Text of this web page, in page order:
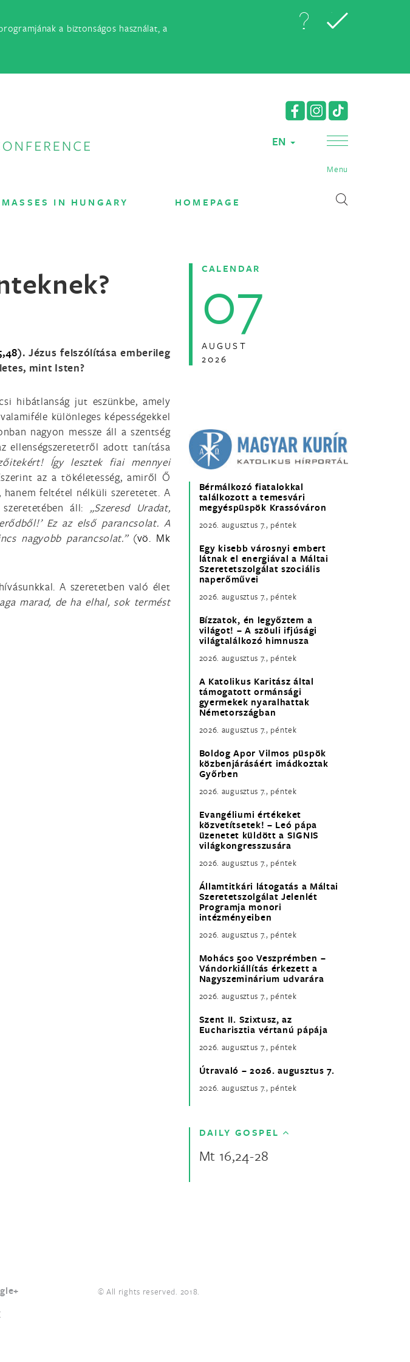
a biztonságos használat, a
EN
Menu
MASSES IN HUNGARY HOMEPAGE
). Jézus felszólítása emberileg
mint Isten?
hibátlanság jut eszünkbe, amely
különleges képességekkel
nagyon messze áll a szentség
ellenségszeretetről adott tanítása
Így lesztek fiai mennyei
az a tökéletesség, amiről Ő
hanem feltétel nélküli szeretetet. A
áll: „Szeresd Uradat,
Ez az első parancsolat. A
nagyobb parancsolat.”(vö. Mk
A szeretetben való élet
marad, de ha elhal, sok termést
CALENDAR
07
AUGUST
2026
Bérmálkozó fiatalokkal
találkozott a temesvári
megyéspüspök Krassóváron
2026. augusztus 7., péntek
Egy kisebb városnyi embert
látnak el energiával a Máltai
Szeretetszolgálat szociális
naperőművei
2026. augusztus 7., péntek
Bízzatok, én legyőztem a
világot! – A szöuli ifjúsági
világtalálkozó himnusza
2026. augusztus 7., péntek
A Katolikus Karitász által
támogatott ormánsági
gyermekek nyaralhattak
Németországban
2026. augusztus 7., péntek
Boldog Apor Vilmos püspök
közbenjárásáért imádkoztak
Győrben
2026. augusztus 7., péntek
Evangéliumi értékeket
közvetítsetek! – Leó pápa
üzenetet küldött a SIGNIS
világkongresszusára
2026. augusztus 7., péntek
Államtitkári látogatás a Máltai
Szeretetszolgálat Jelenlét
Programja monori
intézményeiben
2026. augusztus 7., péntek
Mohács 500 Veszprémben –
Vándorkiállítás érkezett a
Nagyszeminárium udvarára
2026. augusztus 7., péntek
Szent II. Szixtusz, az
Eucharisztia vértanú pápája
2026. augusztus 7., péntek
Útravaló – 2026. augusztus 7.
2026. augusztus 7., péntek
DAILY GOSPEL
Mt 16,24-28
© All rights reserved. 2018.